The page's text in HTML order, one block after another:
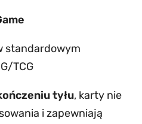
standardowym
TCG
tyłu, karty nie
i zapewniają